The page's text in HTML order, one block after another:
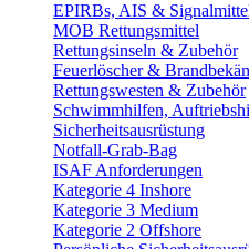
EPIRBs, AIS &
MOB Rettungsmittel
Rettungsinseln & Zubehör
Feuerlöscher &
Rettungswesten & Zubehör
Schwimmhilfen,
Sicherheitsausrüstung
Notfall-Grab-Bag
ISAF Anforderungen
Kategorie 4 Inshore
Kategorie 3 Medium
Kategorie 2 Offshore